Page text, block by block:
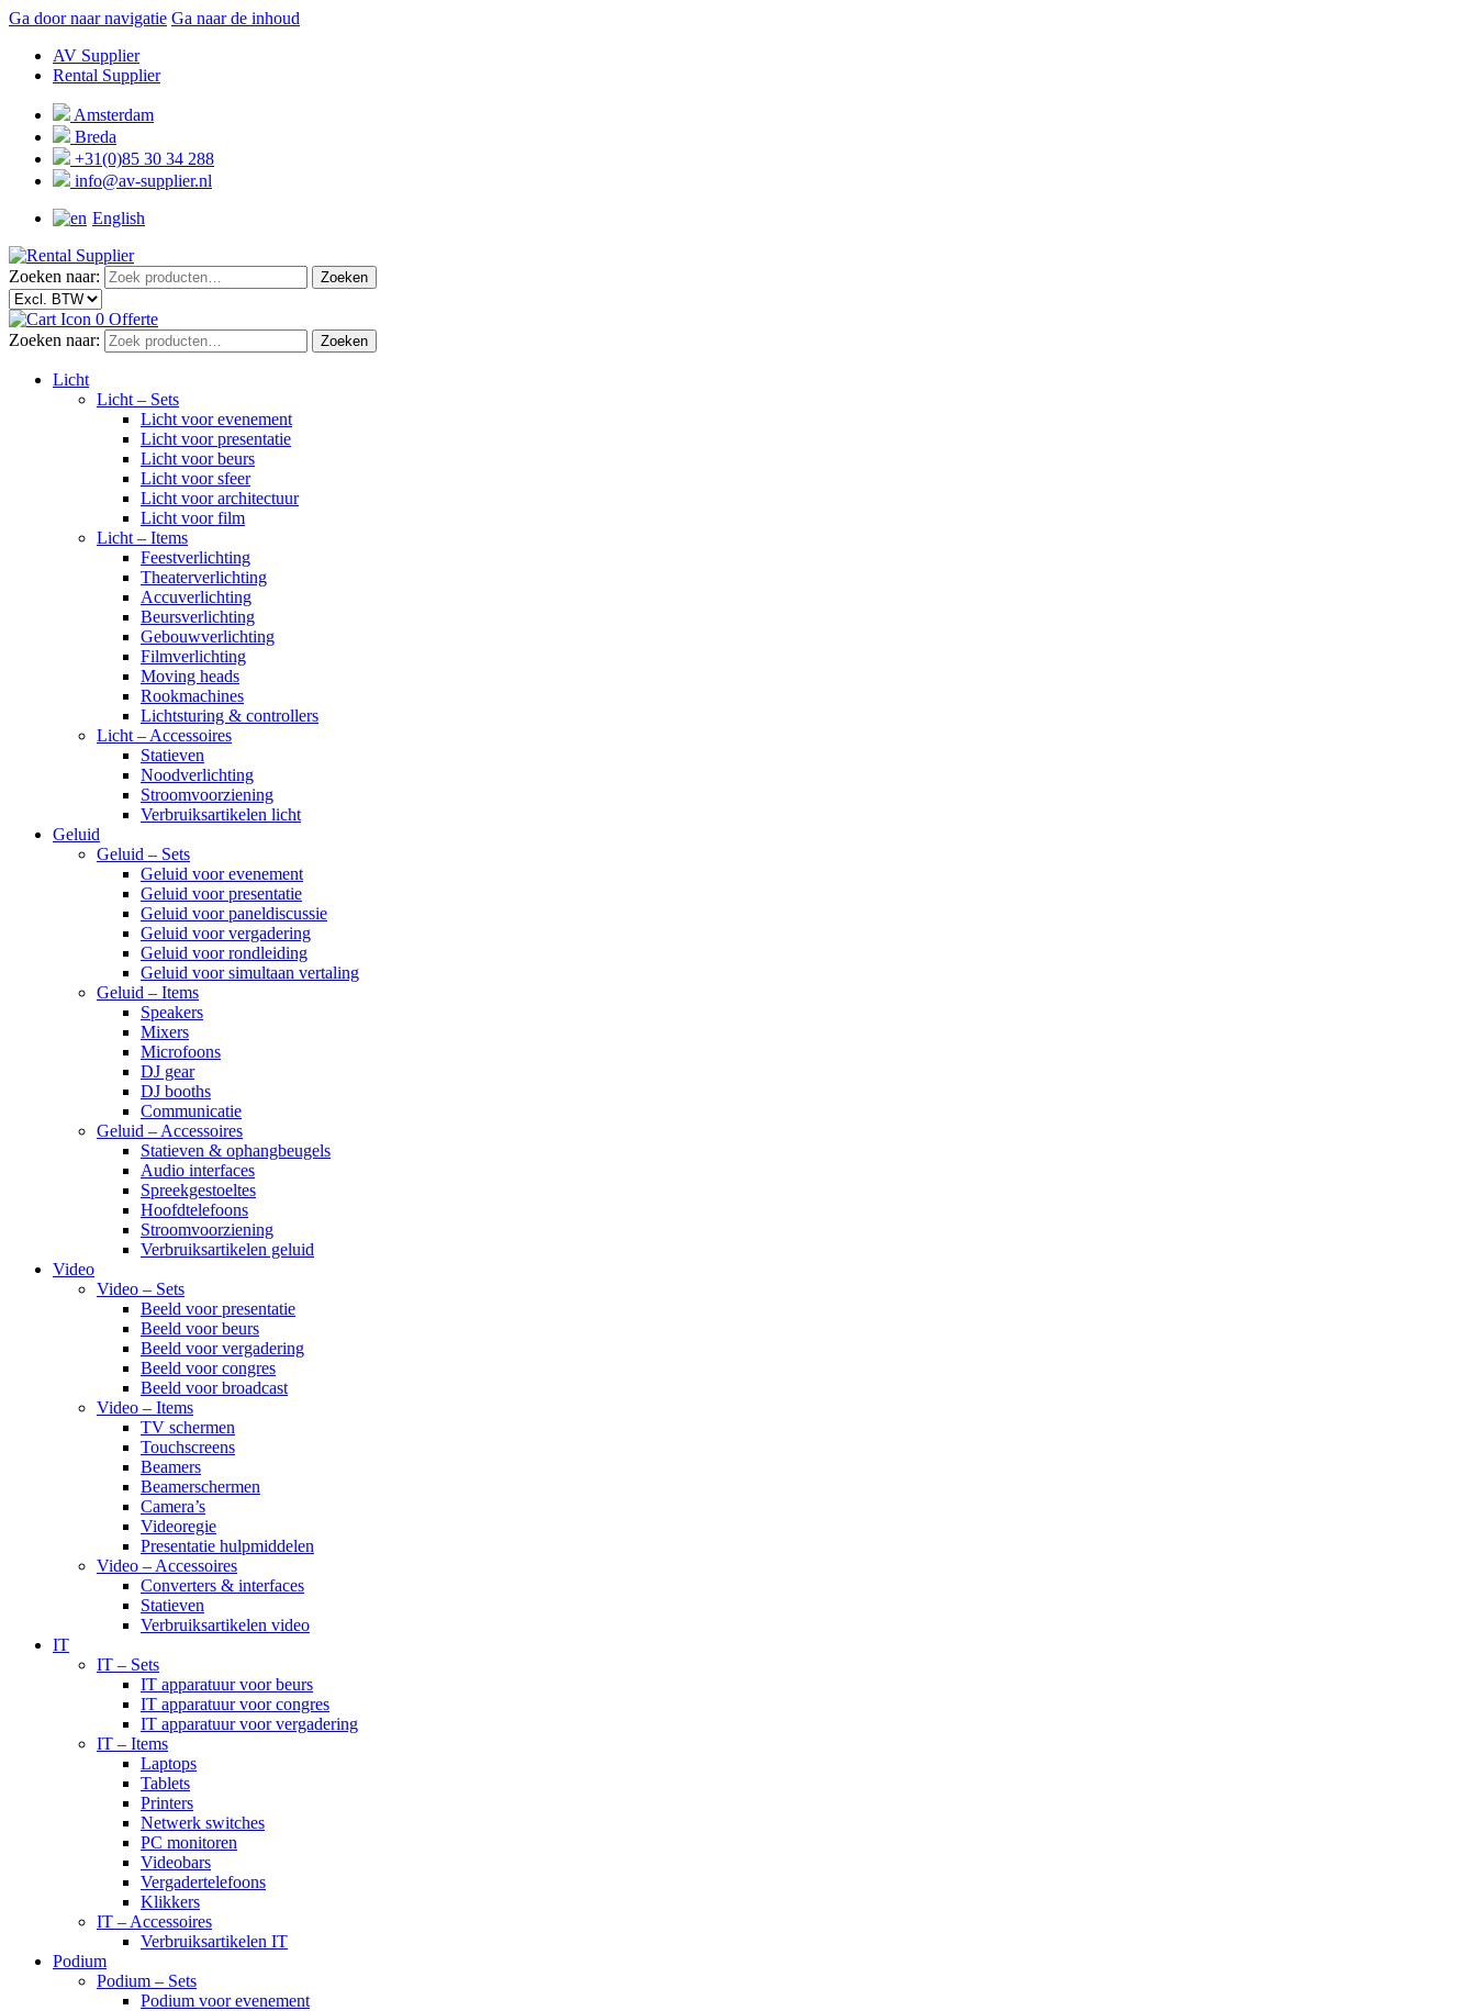
Ga door naar navigatie Ga naar de inhoud
AV Supplier
Rental Supplier
Amsterdam
Breda
+31(0)85 30 34 288
info@av-supplier.nl
English
Zoeken naar: Zoeken
0 Offerte
Zoeken naar:
Zoeken
Licht
Licht – Sets
Licht voor evenement
Licht voor presentatie
Licht voor beurs
Licht voor sfeer
Licht voor architectuur
Licht voor film
Licht – Items
Feestverlichting
Theaterverlichting
Accuverlichting
Beursverlichting
Gebouwverlichting
Filmverlichting
Moving heads
Rookmachines
Lichtsturing & controllers
Licht – Accessoires
Statieven
Noodverlichting
Stroomvoorziening
Verbruiksartikelen licht
Geluid
Geluid – Sets
Geluid voor evenement
Geluid voor presentatie
Geluid voor paneldiscussie
Geluid voor vergadering
Geluid voor rondleiding
Geluid voor simultaan vertaling
Geluid – Items
Speakers
Mixers
Microfoons
DJ gear
DJ booths
Communicatie
Geluid – Accessoires
Statieven & ophangbeugels
Audio interfaces
Spreekgestoeltes
Hoofdtelefoons
Stroomvoorziening
Verbruiksartikelen geluid
Video
Video – Sets
Beeld voor presentatie
Beeld voor beurs
Beeld voor vergadering
Beeld voor congres
Beeld voor broadcast
Video – Items
TV schermen
Touchscreens
Beamers
Beamerschermen
Camera’s
Videoregie
Presentatie hulpmiddelen
Video – Accessoires
Converters & interfaces
Statieven
Verbruiksartikelen video
IT
IT – Sets
IT apparatuur voor beurs
IT apparatuur voor congres
IT apparatuur voor vergadering
IT – Items
Laptops
Tablets
Printers
Netwerk switches
PC monitoren
Videobars
Vergadertelefoons
Klikkers
IT – Accessoires
Verbruiksartikelen IT
Podium
Podium – Sets
Podium voor evenement